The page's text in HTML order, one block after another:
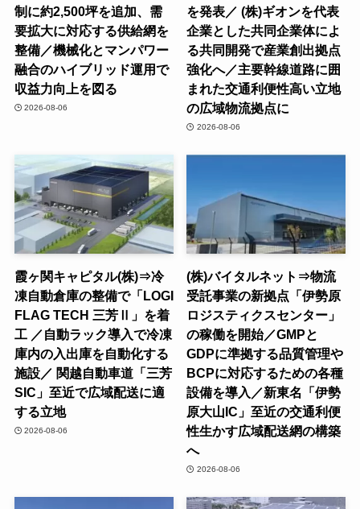
制に約2,500坪を追加、需
要拡大に対応する供給網を
整備／機械化とマンパワー
融合のハイブリッド運用で
収益力向上を図る
2026-08-06
を発表／ (株)ギオンを代表
企業とした共同企業体によ
る共同開発で産業創出拠点
強化へ／主要幹線道路に囲
まれた交通利便性高い立地
の広域物流拠点に
2026-08-06
霞ヶ関キャピタル(株)⇒冷
凍自動倉庫の整備で「LOGI
FLAG TECH 三芳Ⅱ」を着
工 ／自動ラック導入で冷凍
庫内の入出庫を自動化する
施設／ 関越自動車道「三芳
SIC」至近で広域配送に適
する立地
2026-08-06
(株)バイタルネット⇒物流
受託事業の新拠点「伊勢原
ロジスティクスセンター」
の稼働を開始／GMPと
GDPに準拠する品質管理や
BCPに対応するための各種
設備を導入／新東名「伊勢
原大山IC」至近の交通利便
性生かす広域配送網の構築
へ
2026-08-06